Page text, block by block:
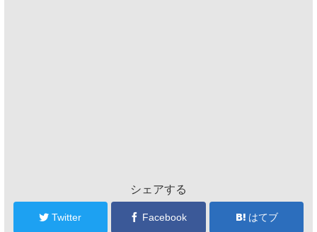
シェアする
Twitter Facebook はてブ